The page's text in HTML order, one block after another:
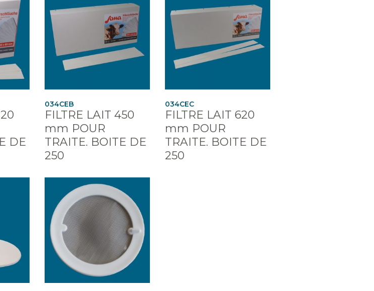
DE
034CEB
FILTRE LAIT 450
mm POUR
TRAITE. BOITE DE
250
034CEC
FILTRE LAIT 620
mm POUR
TRAITE. BOITE DE
250